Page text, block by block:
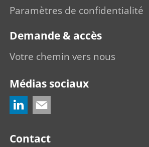
Paramètres de confidentialité
Demande & accès
Votre chemin vers nous
Médias sociaux
Contact